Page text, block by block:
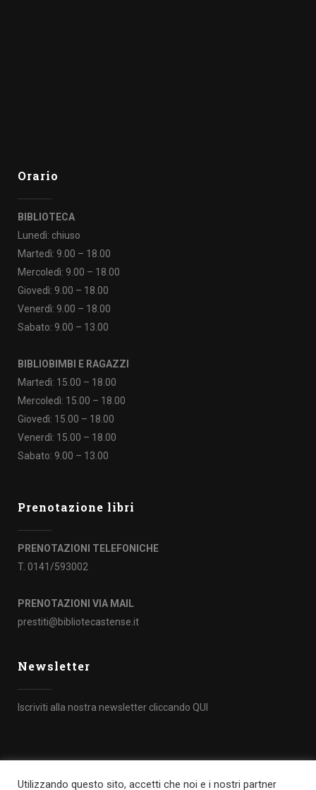
Orario
BIBLIOTECA
Lunedì: chiuso
Martedì: 9.00 – 18.00
Mercoledì: 9.00 – 18.00
Giovedì: 9.00 – 18.00
Venerdì: 9.00 – 18.00
Sabato: 9.00 – 13.00
BIBLIOBIMBI E RAGAZZI
Martedì: 15.00 – 18.00
Mercoledì: 15.00 – 18.00
Giovedì: 15.00 – 18.00
Venerdì: 15.00 – 18.00
Sabato: 9.00 – 13.00
Prenotazione libri
PRENOTAZIONI TELEFONICHE
T. 0141/593002
PRENOTAZIONI VIA MAIL
prestiti@bibliotecastense.it
Newsletter
Iscriviti alla nostra newsletter cliccando QUI
Utilizzando questo sito, accetti che noi e i nostri partner